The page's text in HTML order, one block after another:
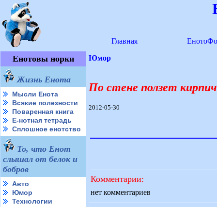
Главная
Енотовы норки
Жизнь Енота
Мысли Енота
Всякие полезности
Поваренная книга
Е-нотная тетрадь
Сплошное енотство
То, что Енот
слышал от белок и
бобров
Авто
Юмор
Технологии
Юмор
По стене ползет кирпич
2012-05-30
Комментарии:
нет комментариев